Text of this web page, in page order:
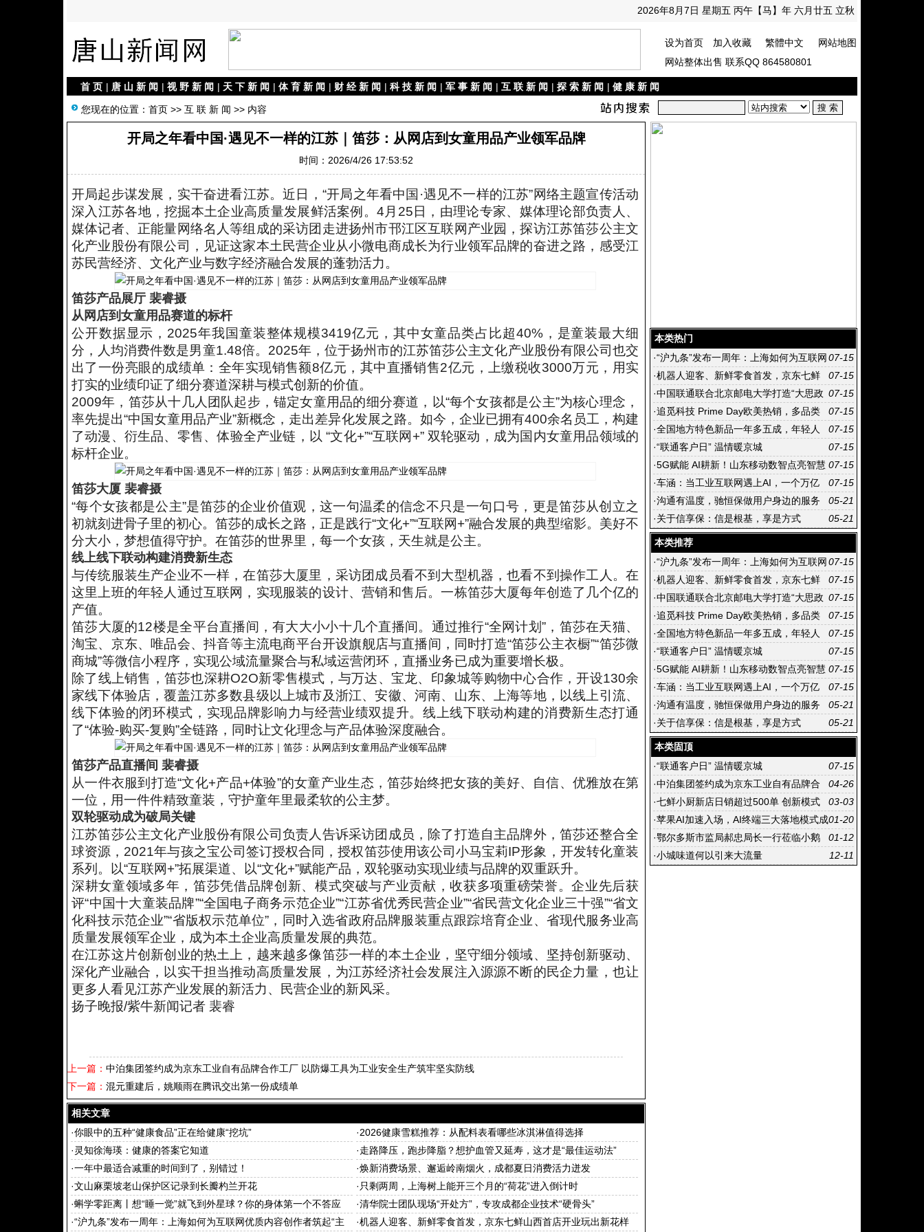
2026年8月7日 星期五 丙午【马】年 六月廿五 立秋
设为首页 加入收藏 繁體中文
网站地图
网站整体出售 联系QQ 864580801
首 页 | 唐 山 新 闻 | 视 野 新 闻 | 天 下 新 闻 | 体 育 新 闻 | 财 经 新 闻 | 科 技 新 闻 | 军 事 新 闻 | 互 联 新 闻 | 探 索 新 闻 | 健 康 新 闻
您现在的位置： 首页 >> 互 联 新 闻 >> 内容
开局之年看中国·遇见不一样的江苏｜笛莎：从网店到女童用品产业领军品牌
时间：2026/4/26 17:53:52
开局起步谋发展，实干奋进看江苏。近日，“开局之年看中国·遇见不一样的江苏”网络主题宣传活动
深入江苏各地，挖掘本土企业高质量发展鲜活案例。4月25日，由理论专家、媒体理论部负责人、
媒体记者、正能量网络名人等组成的采访团走进扬州市邗江区互联网产业园，探访江苏笛莎公主文
化产业股份有限公司，见证这家本土民营企业从小微电商成长为行业领军品牌的奋进之路，感受江
苏民营经济、文化产业与数字经济融合发展的蓬勃活力。
笛莎产品展厅 裴睿摄
从网店到女童用品赛道的标杆
公开数据显示，2025年我国童装整体规模3419亿元，其中女童品类占比超40%，是童装最大细
分，人均消费件数是男童1.48倍。2025年，位于扬州市的江苏笛莎公主文化产业股份有限公司也交
出了一份亮眼的成绩单：全年实现销售额8亿元，其中直播销售2亿元，上缴税收3000万元，用实
打实的业绩印证了细分赛道深耕与模式创新的价值。
2009年，笛莎从十几人团队起步，锚定女童用品的细分赛道，以“每个女孩都是公主”为核心理念，
率先提出“中国女童用品产业”新概念，走出差异化发展之路。如今，企业已拥有400余名员工，构建
了动漫、衍生品、零售、体验全产业链，以 “文化+”“互联网+” 双轮驱动，成为国内女童用品领域的
标杆企业。
笛莎大厦 裴睿摄
“每个女孩都是公主”是笛莎的企业价值观，这一句温柔的信念不只是一句口号，更是笛莎从创立之
初就刻进骨子里的初心。笛莎的成长之路，正是践行“文化+”“互联网+”融合发展的典型缩影。美好不
分大小，梦想值得守护。在笛莎的世界里，每一个女孩，天生就是公主。
线上线下联动构建消费新生态
与传统服装生产企业不一样，在笛莎大厦里，采访团成员看不到大型机器，也看不到操作工人。在
这里上班的年轻人通过互联网，实现服装的设计、营销和售后。一栋笛莎大厦每年创造了几个亿的
产值。
笛莎大厦的12楼是全平台直播间，有大大小小十几个直播间。通过推行“全网计划”，笛莎在天猫、
淘宝、京东、唯品会、抖音等主流电商平台开设旗舰店与直播间，同时打造“笛莎公主衣橱”“笛莎微
商城”等微信小程序，实现公域流量聚合与私域运营闭环，直播业务已成为重要增长极。
除了线上销售，笛莎也深耕O2O新零售模式，与万达、宝龙、印象城等购物中心合作，开设130余
家线下体验店，覆盖江苏多数县级以上城市及浙江、安徽、河南、山东、上海等地，以线上引流、
线下体验的闭环模式，实现品牌影响力与经营业绩双提升。线上线下联动构建的消费新生态打通
了“体验-购买-复购”全链路，同时让文化理念与产品体验深度融合。
笛莎产品直播间 裴睿摄
从一件衣服到打造“文化+产品+体验”的女童产业生态，笛莎始终把女孩的美好、自信、优雅放在第
一位，用一件件精致童装，守护童年里最柔软的公主梦。
双轮驱动成为破局关键
江苏笛莎公主文化产业股份有限公司负责人告诉采访团成员，除了打造自主品牌外，笛莎还整合全
球资源，2021年与孩之宝公司签订授权合同，授权笛莎使用该公司小马宝莉IP形象，开发转化童装
系列。以“互联网+”拓展渠道、以“文化+”赋能产品，双轮驱动实现业绩与品牌的双重跃升。
深耕女童领域多年，笛莎凭借品牌创新、模式突破与产业贡献，收获多项重磅荣誉。企业先后获
评“中国十大童装品牌”“全国电子商务示范企业”“江苏省优秀民营企业”“省民营文化企业三十强”“省文
化科技示范企业”“省版权示范单位”，同时入选省政府品牌服装重点跟踪培育企业、省现代服务业高
质量发展领军企业，成为本土企业高质量发展的典范。
在江苏这片创新创业的热土上，越来越多像笛莎一样的本土企业，坚守细分领域、坚持创新驱动、
深化产业融合，以实干担当推动高质量发展，为江苏经济社会发展注入源源不断的民企力量，也让
更多人看见江苏产业发展的新活力、民营企业的新风采。
扬子晚报/紫牛新闻记者 裴睿
上一篇： 中泊集团签约成为京东工业自有品牌合作工厂 以防爆工具为工业安全生产筑牢坚实防线
下一篇： 混元重建后，姚顺雨在腾讯交出第一份成绩单
相关文章
·你眼中的五种“健康食品”正在给健康“挖坑” ·2026健康雪糕推荐：从配料表看哪些冰淇淋值得选择
· 灵知徐海瑛：健康的答案它知道 ·走路降压，跑步降脂？想护血管又延寿，这才是“最佳运动法”
·一年中最适合减重的时间到了，别错过！ ·焕新消费场景、邂逅岭南烟火，成都夏日消费活力迸发
·文山麻栗坡老山保护区记录到长瓣杓兰开花 · 只剩两周，上海树上能开三个月的“荷花”进入倒计时
·蝌学零距离丨想“睡一觉”就飞到外星球？你的身体第一个不答应 ·清华院士团队现场“开处方”，专攻成都企业技术“硬骨头”
·“沪九条”发布一周年：上海如何为互联网优质内容创作者筑起“主 ·机器人迎客、新鲜零食首发，京东七鲜山西首店开业玩出新花样
本类热门
07-15
·“沪九条”发布一周年：上海如何为互联网
优质内容创作者筑起“主场”
07-15
·机器人迎客、新鲜零食首发，京东七鲜
山西首店开业玩出新花样
07-15
·中国联通联合北京邮电大学打造“大思政
课”校企联合实践平台
07-15
·追觅科技 Prime Day欧美热销，多品类
矩阵拓宽全球版图
07-15
·全国地方特色新品一年多五成，年轻人
正在淘宝国货严选“追产地”
07-15
·“联通客户日” 温情暖京城
07-15
·5G赋能 AI耕新！山东移动数智点亮智慧
农业新图景
07-15
·车涵：当工业互联网遇上AI，一个万亿
市场正在开启
05-21
·沟通有温度，驰恒保做用户身边的服务
桥梁
05-21
·关于信享保：信是根基，享是方式
本类推荐
07-15
·“沪九条”发布一周年：上海如何为互联网
优质内容创作者筑起“主场”
07-15
·机器人迎客、新鲜零食首发，京东七鲜
山西首店开业玩出新花样
07-15
·中国联通联合北京邮电大学打造“大思政
课”校企联合实践平台
07-15
·追觅科技 Prime Day欧美热销，多品类
矩阵拓宽全球版图
07-15
·全国地方特色新品一年多五成，年轻人
正在淘宝国货严选“追产地”
07-15
·“联通客户日” 温情暖京城
07-15
·5G赋能 AI耕新！山东移动数智点亮智慧
农业新图景
07-15
·车涵：当工业互联网遇上AI，一个万亿
市场正在开启
05-21
·沟通有温度，驰恒保做用户身边的服务
桥梁
05-21
·关于信享保：信是根基，享是方式
本类固顶
07-15
·“联通客户日” 温情暖京城
04-26
·中泊集团签约成为京东工业自有品牌合
作工厂 以防爆工具为工业安全生产筑牢坚实防
线
03-03
·七鲜小厨新店日销超过500单 创新模式
拓展将加速京东外卖市占目标达30%
01-20
·苹果AI加速入场，AI终端三大落地模式成
型
01-12
·鄂尔多斯市监局郝忠局长一行莅临小鹅
通调研交流
12-11
·小城味道何以引来大流量